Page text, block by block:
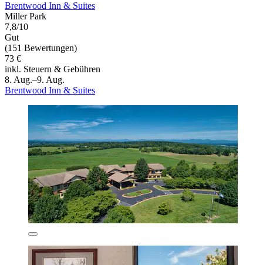
Brentwood Inn & Suites
Miller Park
7,8/10
Gut
(151 Bewertungen)
73 €
inkl. Steuern & Gebühren
8. Aug.–9. Aug.
Brentwood Inn & Suites